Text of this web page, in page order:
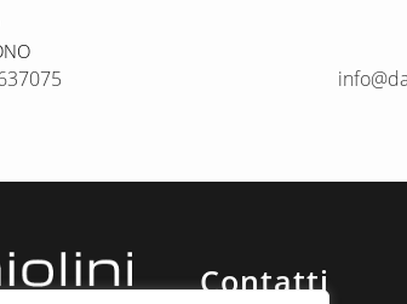
Contatti